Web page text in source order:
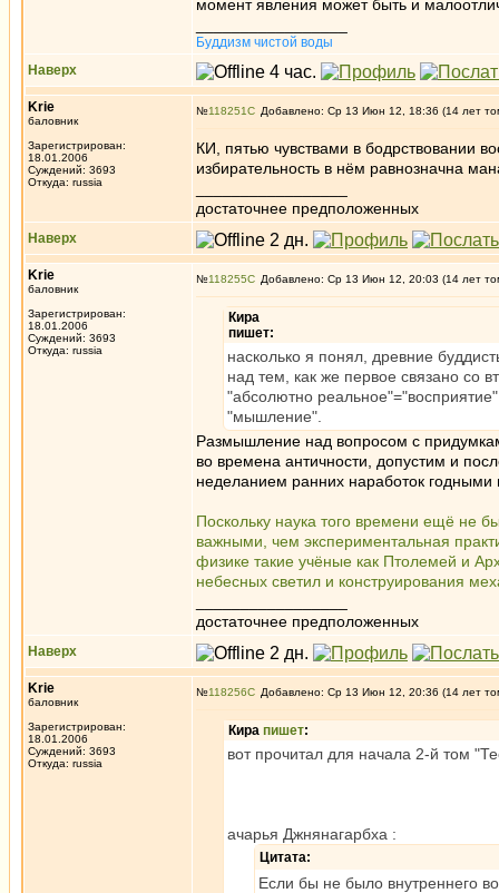
момент явления может быть и
Буддизм чистой воды
Наверх
Krie
баловник
Зарегистрирован:
18.01.2006
Суждений: 3693
Откуда: russia
№118251 Добавлено: Ср 13 Июн 12, 18:36 (14 лет
КИ, пятью чувствами в бодрствовании
избирательность в нём равнозначна
достаточнее предположенных
Наверх
Krie
баловник
Зарегистрирован:
18.01.2006
Суждений: 3693
Откуда: russia
№118255 Добавлено: Ср 13 Июн 12, 20:03 (14 лет
Кира
пишет:
насколько я понял, древние
над тем, как же первое связано со
"абсолютно
"мышление".
Размышление над вопросом с
во времена античности, допустим и
неделанием ранних наработок годными
Поскольку наука того времени ещё не
важными, чем экспериментальная
физике такие учёные как Птолемей и
небесных светил и конструирования
достаточнее предположенных
Наверх
Krie
баловник
Зарегистрирован:
18.01.2006
Суждений: 3693
Откуда: russia
№118256 Добавлено: Ср 13 Июн 12, 20:36 (14 лет
Кира пишет:
вот прочитал для начала 2-й том
ачарья Джнянагарбха :
Цитата:
Если бы не было внутреннего